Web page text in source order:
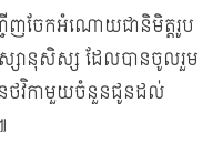
ជើញចែកអំណោយជានិមិត្តរូប
សានុសិស្ស ដែលបានចូលរួម
ថវិកាមួយចំនួនជូនដល់